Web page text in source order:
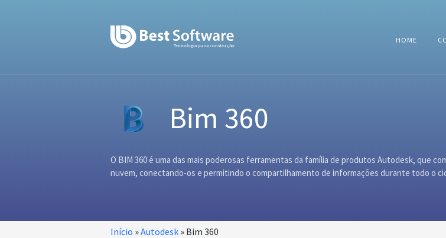
HOME
Bim 360
O BIM 360 é uma das mais poderosas ferramentas da família de produtos Autodesk, que
nuvem, conectando-os e permitindo o compartilhamento de informações durante todo o
Início »Autodesk » Bim 360